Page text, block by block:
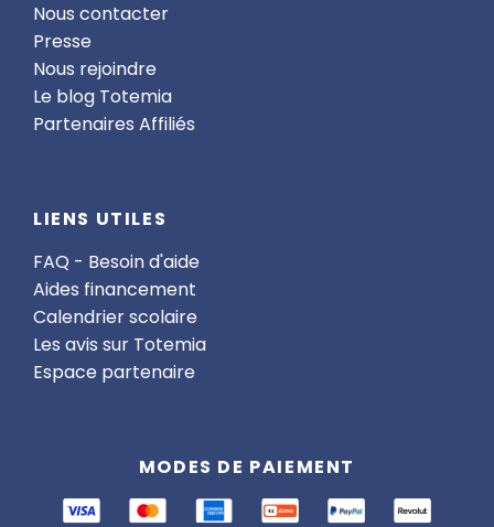
Nous contacter
Presse
Nous rejoindre
Le blog Totemia
Partenaires Affiliés
LIENS UTILES
FAQ - Besoin d'aide
Aides financement
Calendrier scolaire
Les avis sur Totemia
Espace partenaire
MODES DE PAIEMENT